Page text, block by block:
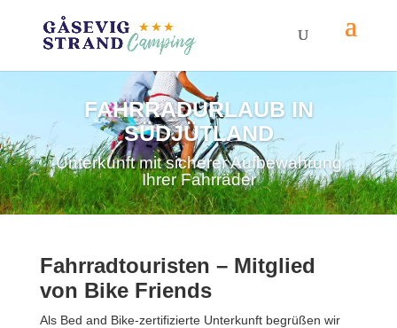
FAHRRADURLAUB IN
SÜDJÜTLAND
Unterkunft mit sicherer Aufbewahrung
Ihrer Fahrräder
Fahrradtouristen – Mitglied
von Bike Friends
Als Bed and Bike-zertifizierte Unterkunft begrüßen wir